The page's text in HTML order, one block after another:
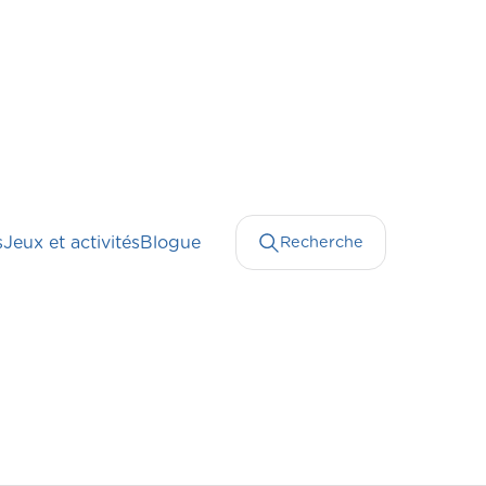
Jeux et activitésBlogue Recherche